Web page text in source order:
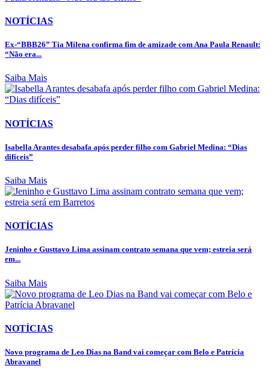
NOTÍCIAS
Ex-“BBB26” Tia Milena confirma fim de amizade com Ana Paula Renault:
“Não era...
Saiba Mais
NOTÍCIAS
Isabella Arantes desabafa após perder filho com Gabriel Medina: “Dias
difíceis”
Saiba Mais
NOTÍCIAS
Jeninho e Gusttavo Lima assinam contrato semana que vem; estreia será
em...
Saiba Mais
NOTÍCIAS
Novo programa de Leo Dias na Band vai começar com Belo e Patrícia
Abravanel